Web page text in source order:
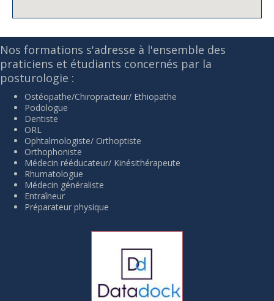
Nos formations s'adresse à l'ensemble des
praticiens et étudiants concernés par la
posturologie :
Ostéopathe/Chiropracteur/ Ethiopathe
Podologue
Dentiste
ORL
Ophtalmologiste/ Orthoptiste
Orthophoniste
Médecin rééducateur/ Kinésithérapeute
Rhumatologue
Médecin généraliste
Entraîneur
Préparateur physique